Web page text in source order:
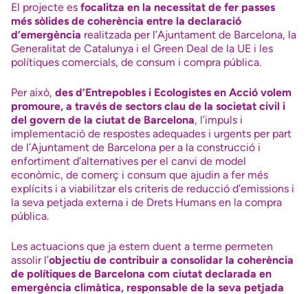
El projecte es focalitza en la necessitat de fer passes
més sòlides de coherència entre la declaració
d’emergència realitzada per l’Ajuntament de Barcelona, la
Generalitat de Catalunya i el Green Deal de la UE i les
polítiques comercials, de consum i compra pública.
Per això, des d’Entrepobles i Ecologistes en Acció volem
promoure, a través de sectors clau de la societat civil i
del govern de la ciutat de Barcelona, l’impuls i
implementació de respostes adequades i urgents per part
de l’Ajuntament de Barcelona per a la construcció i
enfortiment d’alternatives per el canvi de model
econòmic, de comerç i consum que ajudin a fer més
explícits i a viabilitzar els criteris de reducció d’emissions i
la seva petjada externa i de Drets Humans en la compra
pública.
Les actuacions que ja estem duent a terme permeten
assolir l’objectiu de contribuir a consolidar la coherència
de polítiques de Barcelona com ciutat declarada en
emergència climàtica, responsable de la seva petjada